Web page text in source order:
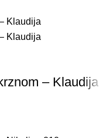
– Klaudija